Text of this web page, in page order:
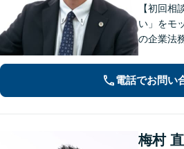
【初回相
い」をモ
の企業法
査、事業
日・夜間
電話でお問い
梅村